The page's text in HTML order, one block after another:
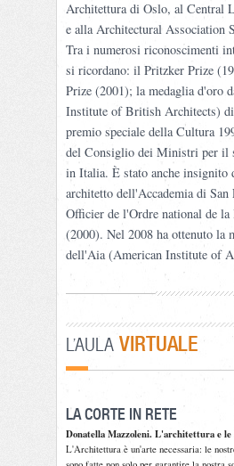
Architettura di Oslo, al Central
e alla Architectural Association
Tra i numerosi riconoscimenti
si ricordano: il Pritzker Prize
Prize (2001); la medaglia d'oro
Institute of British Architects)
premio speciale della Cultura
del Consiglio dei Ministri per il
in Italia. È stato anche
architetto dell'Accademia di
Officier de l'Ordre national de la
(2000). Nel 2008 ha ottenuto la
dell'Aia (American Institute of
L'AULA VIRTUALE
LA CORTE IN RETE
Donatella Mazzoleni. L'architettura e le
L'Architettura è un'arte necessaria: le